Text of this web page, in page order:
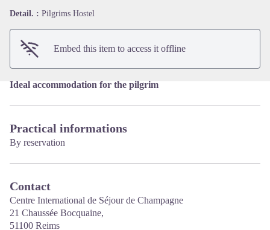
Detail. : Pilgrims Hostel
Embed this item to access it offline
Ideal accommodation for the pilgrim
Practical informations
By reservation
Contact
Centre International de Séjour de Champagne
21 Chaussée Bocquaine,
51100 Reims